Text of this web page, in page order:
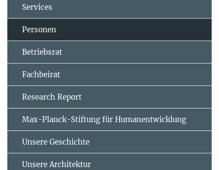
Services
Personen
Betriebsrat
Fachbeirat
Research Report
Max-Planck-Stiftung für Humanentwicklung
Unsere Geschichte
Unsere Architektur